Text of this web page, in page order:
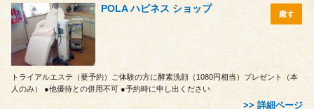
POLA ハピネス ショップ 癒す
トライアルエステ（要予約）ご体験の方に酵素洗顔（1080円相当）プレゼント（本
人のみ） ●他優待との併用不可 ●予約時に申し出ください
詳細ページ